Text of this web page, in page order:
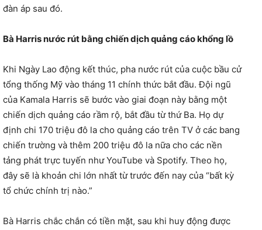
đàn áp sau đó.
Bà Harris nước rút bằng chiến dịch quảng cáo khổng lồ
Khi Ngày Lao động kết thúc, pha nước rút của cuộc bầu cử
tổng thống Mỹ vào tháng 11 chính thức bắt đầu. Đội ngũ
của Kamala Harris sẽ bước vào giai đoạn này bằng một
chiến dịch quảng cáo rầm rộ, bắt đầu từ thứ Ba. Họ dự
định chi 170 triệu đô la cho quảng cáo trên TV ở các bang
chiến trường và thêm 200 triệu đô la nữa cho các nền
tảng phát trực tuyến như YouTube và Spotify. Theo họ,
đây sẽ là khoản chi lớn nhất từ ​​trước đến nay của “bất kỳ
tổ chức chính trị nào.”
Bà Harris chắc chắn có tiền mặt, sau khi huy động được